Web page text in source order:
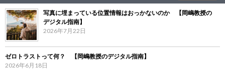
写真に埋まっている位置情報はおっかないのか 【岡嶋教授の
デジタル指南】
2026年7月22日
ゼロトラストって何？ 【岡嶋教授のデジタル指南】
2026年6月18日